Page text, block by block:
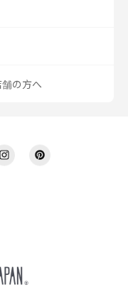
の方へ